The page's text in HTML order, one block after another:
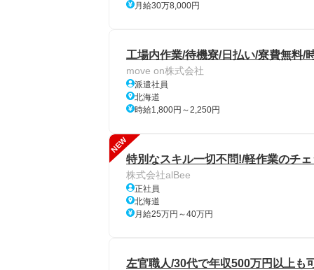
月給30万8,000円
工場内作業/待機寮/日払い/寮費無料/
move on株式会社
派遣社員
北海道
時給1,800円～2,250円
NEW
特別なスキル一切不問!/軽作業のチ
株式会社alBee
正社員
北海道
月給25万円～40万円
左官職人/30代で年収500万円以上も